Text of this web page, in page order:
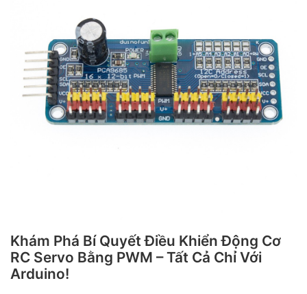
Khám Phá Bí Quyết Điều Khiển Động Cơ
RC Servo Bằng PWM – Tất Cả Chỉ Với
Arduino!